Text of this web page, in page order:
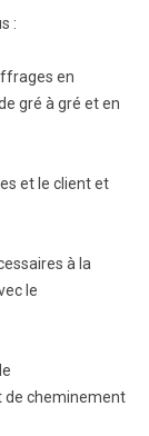
:
en
gré à gré et en
et le client et
à la
le
de cheminement